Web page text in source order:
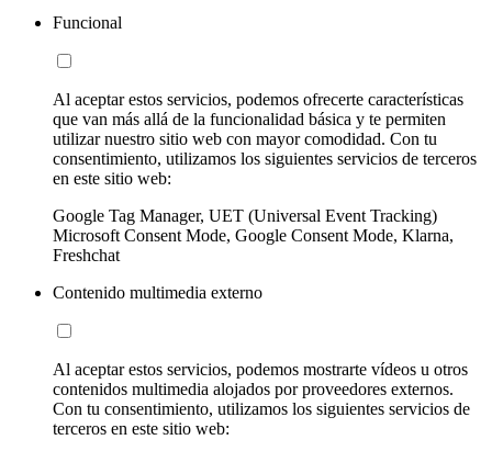
Funcional
Al aceptar estos servicios, podemos ofrecerte características
que van más allá de la funcionalidad básica y te permiten
utilizar nuestro sitio web con mayor comodidad. Con tu
consentimiento, utilizamos los siguientes servicios de terceros
en este sitio web:
Google Tag Manager, UET (Universal Event Tracking)
Microsoft Consent Mode, Google Consent Mode, Klarna,
Freshchat
Contenido multimedia externo
Al aceptar estos servicios, podemos mostrarte vídeos u otros
contenidos multimedia alojados por proveedores externos.
Con tu consentimiento, utilizamos los siguientes servicios de
terceros en este sitio web: